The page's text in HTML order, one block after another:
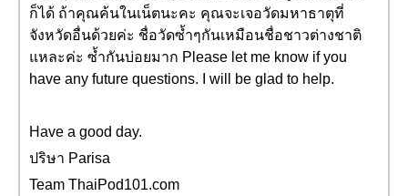
ก็ได้ ถ้าคุณค้นในเน็ตนะคะ คุณจะเจอวัดมหาธาตุที่
จังหวัดอื่นด้วยค่ะ ชื่อวัดซ้ำๆกันเหมือนชื่อชาวต่างชาติ
แหละค่ะ ซ้ำกันบ่อยมาก Please let me know if you
have any future questions. I will be glad to help.
Have a good day.
ปริษา Parisa
Team ThaiPod101.com